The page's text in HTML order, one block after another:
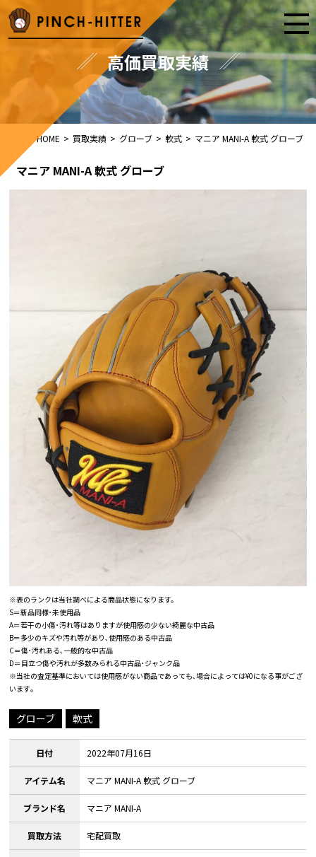
高価買取実績
HOME > 買取実績 > グローブ > 軟式 > マニア MANI-A 軟式 グローブ
マニア MANI-A 軟式 グローブ
※表のランクは当社調べによる商品状態になります。
S＝新品同様･未使用品
A＝若干の小傷･汚れ等はありますが使用感の少ない綺麗な中古品
B＝多少のキズや汚れ等があり､使用感のある中古品
C＝傷･汚れある､一般的な中古品
D＝目立つ傷や汚れが多数みられる中古品･ジャンク品
※当社の査定基準においては使用感がない商品であっても､場合によっては¥0になる事がござ
います｡
グローブ 軟式
日付 2022年07月16日
アイテム名 マニア MANI-A 軟式 グローブ
ブランド名 マニア MANI-A
買取方法 宅配買取